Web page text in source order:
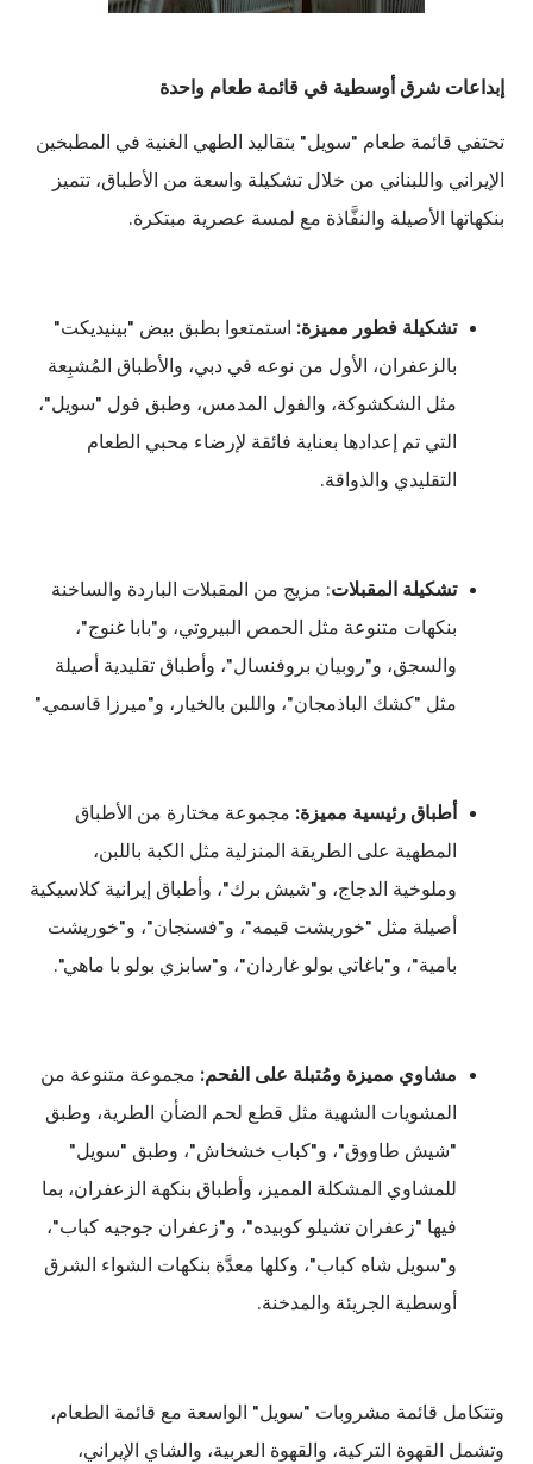
إبداعات شرق أوسطية في قائمة طعام واحدة
تحتفي قائمة طعام "سويل" بتقاليد الطهي الغنية في المطبخين
الإيراني واللبناني من خلال تشكيلة واسعة من الأطباق، تتميز
بنكهاتها الأصيلة والنفَّاذة مع لمسة عصرية مبتكرة.
تشكيلة فطور مميزة: استمتعوا بطبق بيض "بينيديكت"
بالزعفران، الأول من نوعه في دبي، والأطباق المُشبِعة
مثل الشكشوكة، والفول المدمس، وطبق فول "سويل"،
التي تم إعدادها بعناية فائقة لإرضاء محبي الطعام
التقليدي والذواقة.
تشكيلة المقبلات: مزيج من المقبلات الباردة والساخنة
بنكهات متنوعة مثل الحمص البيروتي، و"بابا غنوج"،
والسجق، و"روبيان بروفنسال"، وأطباق تقليدية أصيلة
مثل "كشك الباذمجان"، واللبن بالخيار، و"ميرزا قاسمي."
أطباق رئيسية مميزة: مجموعة مختارة من الأطباق
المطهية على الطريقة المنزلية مثل الكبة باللبن،
وملوخية الدجاج، و"شيش برك"، وأطباق إيرانية كلاسيكية
أصيلة مثل "خوريشت قيمه"، و"فسنجان"، و"خوريشت
بامية"، و"باغاتي بولو غاردان"، و"سابزي بولو با ماهي".
مشاوي مميزة ومُتبلة على الفحم: مجموعة متنوعة من
المشويات الشهية مثل قطع لحم الضأن الطرية، وطبق
"شيش طاووق"، و"كباب خشخاش"، وطبق "سويل"
للمشاوي المشكلة المميز، وأطباق بنكهة الزعفران، بما
فيها "زعفران تشيلو كوبيده"، و"زعفران جوجيه كباب"،
و"سويل شاه كباب"، وكلها معدَّة بنكهات الشواء الشرق
أوسطية الجريئة والمدخنة.
وتتكامل قائمة مشروبات "سويل" الواسعة مع قائمة الطعام،
وتشمل القهوة التركية، والقهوة العربية، والشاي الإيراني،